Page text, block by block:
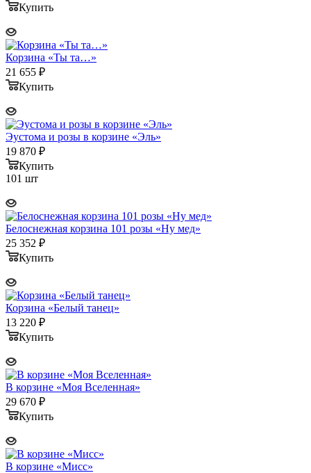
Купить
Корзина «Ты та…»
21 655 ₽
Купить
Эустома и розы в корзине «Эль»
19 870 ₽
Купить
101 шт
Белоснежная корзина 101 розы «Ну мед»
25 352 ₽
Купить
Корзина «Белый танец»
13 220 ₽
Купить
В корзине «Моя Вселенная»
29 670 ₽
Купить
В корзине «Мисс»